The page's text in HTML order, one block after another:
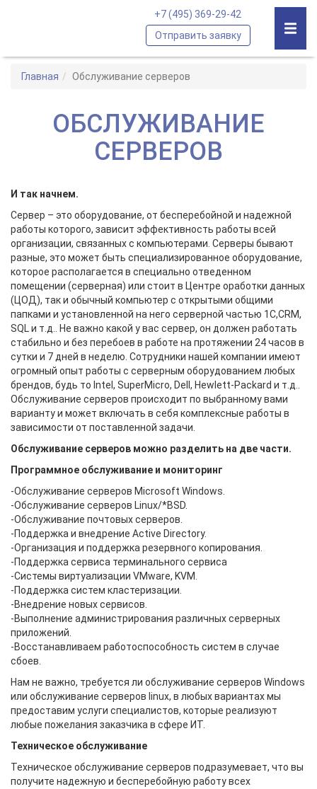
+7 (495) 369-29-42
Отправить заявку
Главная Обслуживание серверов
ОБСЛУЖИВАНИЕ
СЕРВЕРОВ
И так начнем.
Сервер – это оборудование, от бесперебойной и надежной
работы которого, зависит эффективность работы всей
организации, связанных с компьютерами. Серверы бывают
разные, это может быть специализированное оборудование,
которое располагается в специально отведенном
помещении (серверная) или стоит в Центре оработки данных
(ЦОД), так и обычный компьютер с открытыми общими
папками и установленной на него серверной частью 1С,CRM,
SQL и т.д.. Не важно какой у вас сервер, он должен работать
стабильно и без перебоев в работе на протяжении 24 часов в
сутки и 7 дней в неделю. Сотрудники нашей компании имеют
огромный опыт работы с серверным оборудованием любых
брендов, будь то Intel, SuperMicro, Dell, Hewlett-Packard и т.д..
Обслуживание серверов происходит по выбранному вами
варианту и может включать в себя комплексные работы в
зависимости от поставленной задачи.
Обслуживание серверов можно разделить на две части.
Программное обслуживание и мониторинг
-Обслуживание серверов Microsoft Windows.
-Обслуживание серверов Linux/*BSD.
-Обслуживание почтовых серверов.
-Поддержка и внедрение Active Directory.
-Организация и поддержка резервного копирования.
-Поддержка сервиса терминального сервиса
-Системы виртуализации VMware, KVM.
-Поддержка систем кластеризации.
-Внедрение новых сервисов.
-Выполнение администрирования различных серверных
приложений.
-Восстанавливаем работоспособность систем в случае
сбоев.
Нам не важно, требуется ли обслуживание серверов Windows
или обслуживание серверов linux, в любых вариантах мы
предоставим услуги специалистов, которые реализуют
любые пожелания заказчика в сфере ИТ.
Техническое обслуживание
Техническое обслуживание серверов подразумевает, что вы
получите надежную и бесперебойную работу всех